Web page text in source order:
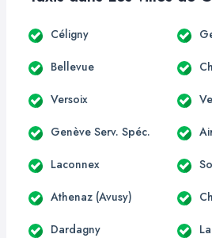
Céligny
Bellevue
Versoix
Genève Serv. Spéc.
Laconnex
Athenaz (Avusy)
Dardagny